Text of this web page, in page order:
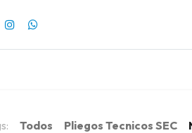
Todos Pliegos Tecnicos SEC